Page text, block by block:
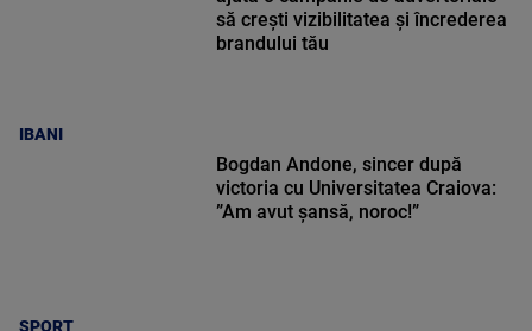
IBANI
să crești vizibilitatea și încrederea
brandului tău
SPORT
Bogdan Andone, sincer după
victoria cu Universitatea Craiova:
”Am avut șansă, noroc!”